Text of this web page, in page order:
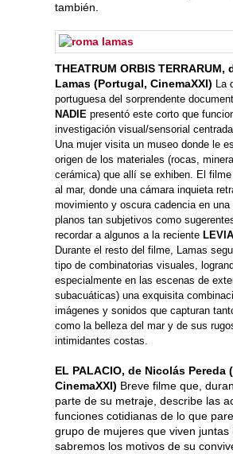
también.
THEATRUM ORBIS TERRARUM,
Lamas (Portugal, CinemaXXI) La
portuguesa del sorprendente
NADIE presentó este corto que
investigación visual/sensorial
Una mujer visita un museo donde le
origen de los materiales (rocas,
cerámica) que allí se exhiben. El
al mar, donde una cámara inquieta
movimiento y oscura cadencia en una
planos tan subjetivos como
recordar a algunos a la reciente
Durante el resto del filme, Lamas
tipo de combinatorias visuales,
especialmente en las escenas de
subacuáticas) una exquisita
imágenes y sonidos que capturan
como la belleza del mar y de sus
intimidantes costas.
EL PALACIO, de Nicolás Pereda
CinemaXXI) Breve filme que,
parte de su metraje, describe las
funciones cotidianas de lo que
grupo de mujeres que viven juntas
sabremos los motivos de su